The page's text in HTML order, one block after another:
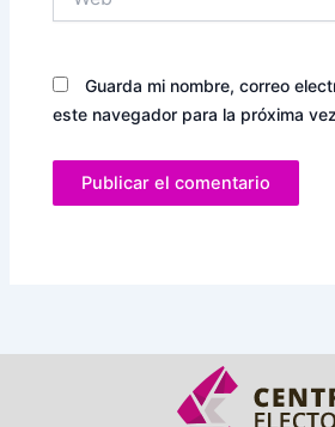
Guarda mi nombre, correo
este navegador para la próxima